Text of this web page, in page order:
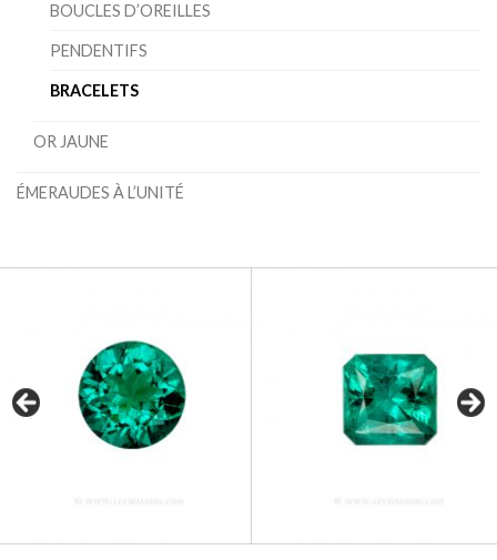
BOUCLES D’OREILLES
PENDENTIFS
BRACELETS
OR JAUNE
ÉMERAUDES À L’UNITÉ